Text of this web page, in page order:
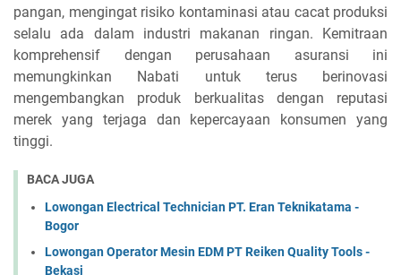
pangan, mengingat risiko kontaminasi atau cacat produksi
selalu ada dalam industri makanan ringan. Kemitraan
komprehensif dengan perusahaan asuransi ini
memungkinkan Nabati untuk terus berinovasi
mengembangkan produk berkualitas dengan reputasi
merek yang terjaga dan kepercayaan konsumen yang
tinggi.
BACA JUGA
Lowongan Electrical Technician PT. Eran Teknikatama -
Bogor
Lowongan Operator Mesin EDM PT Reiken Quality Tools -
Bekasi